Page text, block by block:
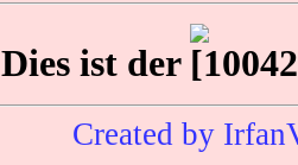
Dies ist der
Created by